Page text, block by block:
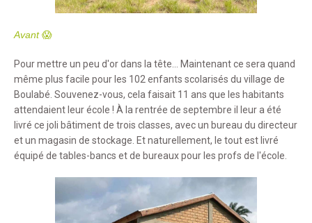
Avant😱
Pour mettre un peu d'or dans la tête... Maintenant ce sera quand
même plus facile pour les 102 enfants scolarisés du village de
Boulabé. Souvenez-vous, cela faisait 11 ans que les habitants
attendaient leur école ! À la rentrée de septembre il leur a été
livré ce joli bâtiment de trois classes, avec un bureau du directeur
et un magasin de stockage. Et naturellement, le tout est livré
équipé de tables-bancs et de bureaux pour les profs de l'école.